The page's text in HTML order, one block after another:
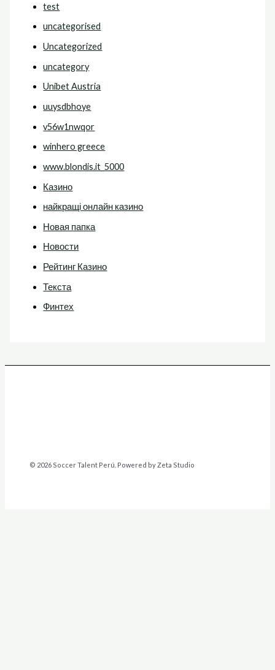
test
uncategorised
Uncategorized
uncategory
Unibet Austria
uuysdbhoye
v56w1nwqor
winhero greece
www.blondis.it_5000
Казино
найкращі онлайн казино
Новая папка
Новости
Рейтинг Казино
Текста
Финтех
© 2026 Soccer Talent Perú. Powered by Zeta Studio